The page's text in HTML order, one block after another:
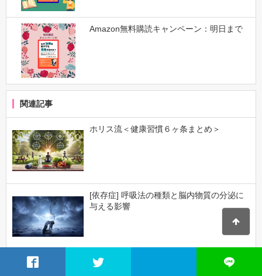
Amazon無料購読キャンペーン：明日まで
関連記事
ホリス流＜健康習慣６ヶ条まとめ＞
[依存症] 呼吸法の種類と脳内物質の分泌に
与える影響
もしかしてADHD？ASD？＜１２のチェッ